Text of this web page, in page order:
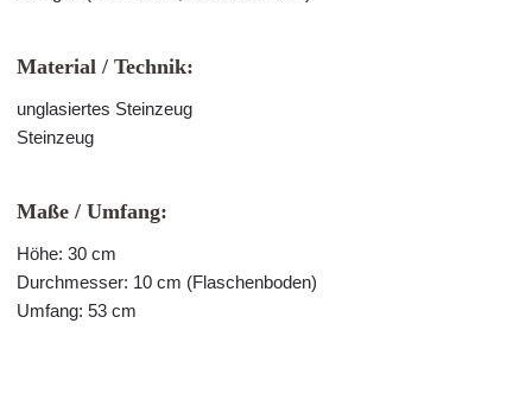
Material / Technik:
unglasiertes Steinzeug
Steinzeug
Maße / Umfang:
Höhe: 30 cm
Durchmesser: 10 cm (Flaschenboden)
Umfang: 53 cm